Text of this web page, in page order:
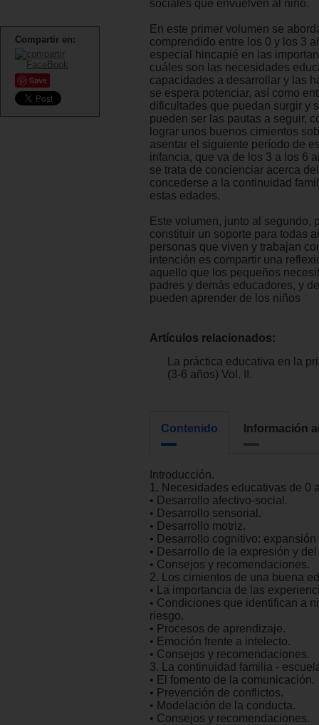
Compartir en:
Save
sociales que envuelven al niño.
En este primer volumen se
comprendido entre los 0 y los 3
especial hincapié en las
cuáles son las necesidades
capacidades a desarrollar y las
se espera potenciar, así como
dificultades que puedan surgir y
pueden ser las pautas a seguir,
lograr unos buenos cimientos
asentar el siguiente período de
infancia, que va de los 3 a los 6
se trata de concienciar acerca
concederse a la continuidad
estas edades.
Este volumen, junto al segundo,
constituir un soporte para todas
personas que viven y trabajan
intención es compartir una
aquello que los pequeños
padres y demás educadores, y
pueden aprender de los niños
Artículos relacionados:
La práctica educativa en la
(3-6 años) Vol. II.
Contenido Información
Introducción.
1. Necesidades educativas de 0
• Desarrollo afectivo-social.
• Desarrollo sensorial.
• Desarrollo motriz.
• Desarrollo cognitivo:
• Desarrollo de la expresión y
• Consejos y recomendaciones.
2. Los cimientos de una buena
• La importancia de las
• Condiciones que identifican a
riesgo.
• Procesos de aprendizaje.
• Emoción frente a intelecto.
• Consejos y recomendaciones.
3. La continuidad familia -
• El fomento de la comunicación.
• Prevención de conflictos.
• Modelación de la conducta.
• Consejos y recomendaciones.